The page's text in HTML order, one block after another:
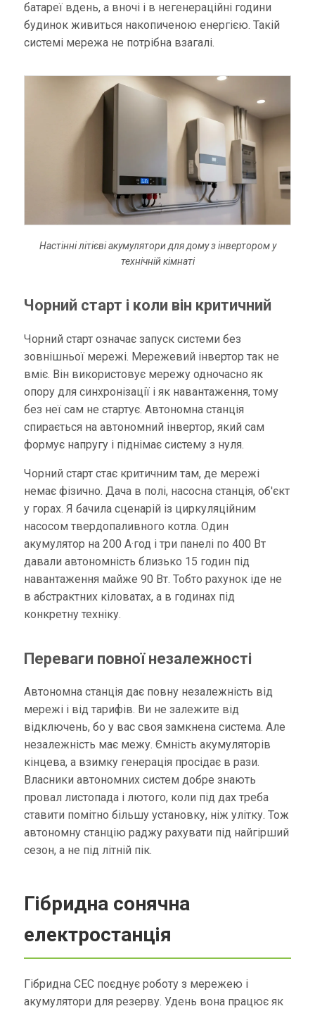
батареї вдень, а вночі і в негенераційні години
будинок живиться накопиченою енергією. Такій
системі мережа не потрібна взагалі.
Настінні літієві акумулятори для дому з інвертором у
технічній кімнаті
Чорний старт і коли він критичний
Чорний старт означає запуск системи без
зовнішньої мережі. Мережевий інвертор так не
вміє. Він використовує мережу одночасно як
опору для синхронізації і як навантаження, тому
без неї сам не стартує. Автономна станція
спирається на автономний інвертор, який сам
формує напругу і піднімає систему з нуля.
Чорний старт стає критичним там, де мережі
немає фізично. Дача в полі, насосна станція, об'єкт
у горах. Я бачила сценарій із циркуляційним
насосом твердопаливного котла. Один
акумулятор на 200 А·год і три панелі по 400 Вт
давали автономність близько 15 годин під
навантаження майже 90 Вт. Тобто рахунок іде не
в абстрактних кіловатах, а в годинах під
конкретну техніку.
Переваги повної незалежності
Автономна станція дає повну незалежність від
мережі і від тарифів. Ви не залежите від
відключень, бо у вас своя замкнена система. Але
незалежність має межу. Ємність акумуляторів
кінцева, а взимку генерація просідає в рази.
Власники автономних систем добре знають
провал листопада і лютого, коли під дах треба
ставити помітно більшу установку, ніж улітку. Тож
автономну станцію раджу рахувати під найгірший
сезон, а не під літній пік.
Гібридна сонячна
електростанція
Гібридна СЕС поєднує роботу з мережею і
акумулятори для резерву. Удень вона працює як